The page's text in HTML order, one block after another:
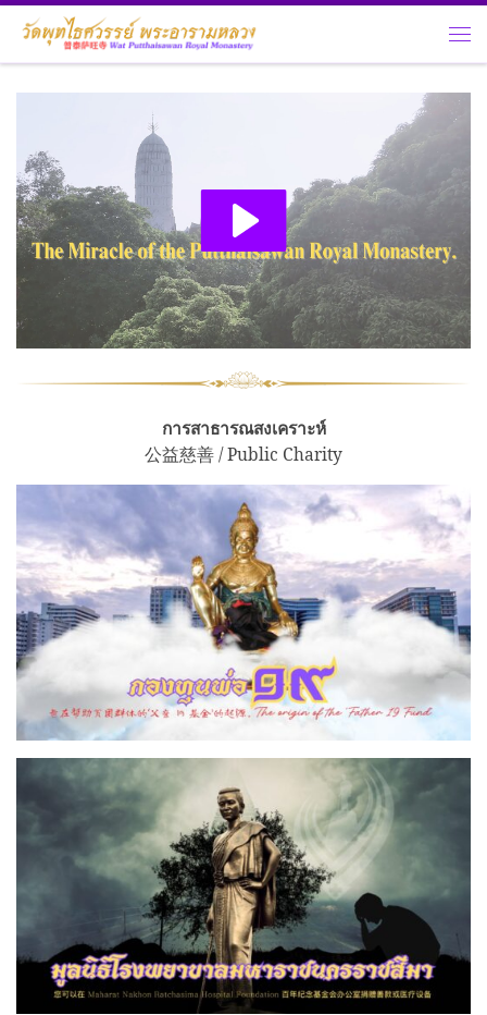
Skip to content
การสาธารณสงเคราะห์
公益慈善 / Public Charity